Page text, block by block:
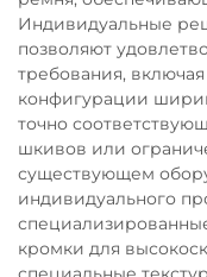
Индивидуальные
позволяют
требования,
конфигурации
точно
шкивов или
существующем
индивидуального
кромки для